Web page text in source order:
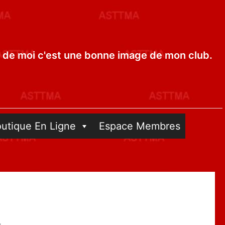
moi c'est une bonne image de mon club.
En Ligne Espace Membres